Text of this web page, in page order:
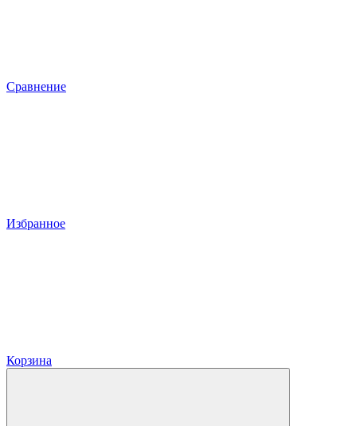
Сравнение
Избранное
Корзина